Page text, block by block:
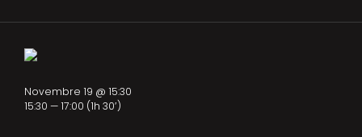
Novembre 19 @ 15:30
15:30 — 17:00 (1h 30′)